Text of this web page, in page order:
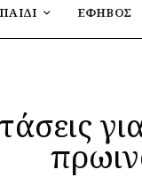
ΠΑΙΔΙ ΕΦΗΒΟΣ